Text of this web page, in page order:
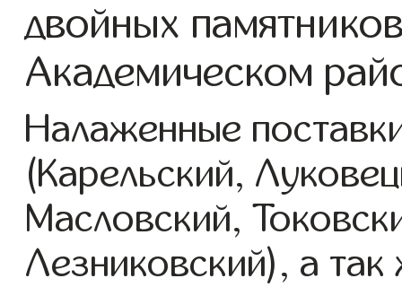
двойных
Академическом
Налаженные
(Карельский,
Масловский,
Лезниковский), а